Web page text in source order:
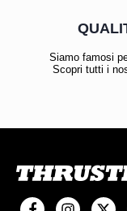
Siamo famosi
Scopri tutti i